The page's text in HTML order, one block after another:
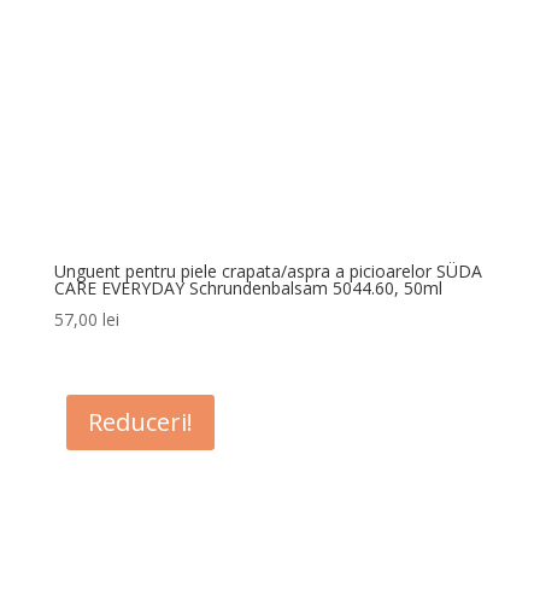
Unguent pentru piele crapata/aspra a picioarelor SÜDA
CARE EVERYDAY Schrundenbalsam 5044.60, 50ml
57,00 lei
Reduceri!